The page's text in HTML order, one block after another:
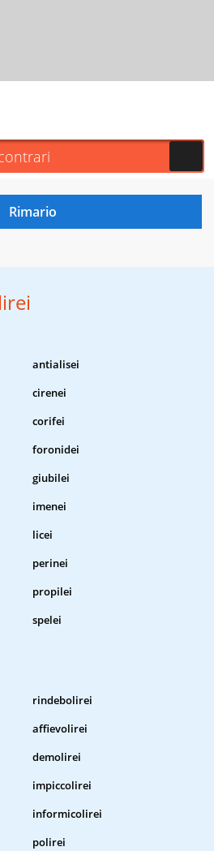
antialisei
cirenei
corifei
foronidei
giubilei
imenei
licei
perinei
propilei
spelei
rindebolirei
affievolirei
demolirei
impiccolirei
informicolirei
polirei